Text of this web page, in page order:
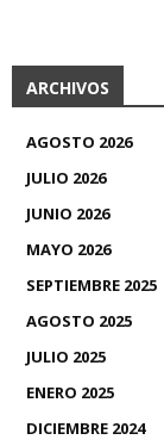
ARCHIVOS
AGOSTO 2026
JULIO 2026
JUNIO 2026
MAYO 2026
SEPTIEMBRE 2025
AGOSTO 2025
JULIO 2025
ENERO 2025
DICIEMBRE 2024